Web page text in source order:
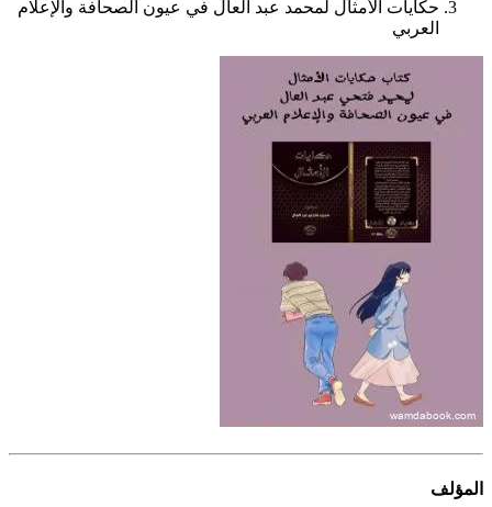
حكايات الأمثال لمحمد عبد العال في عيون الصحافة والإعلام
العربي
المؤلف